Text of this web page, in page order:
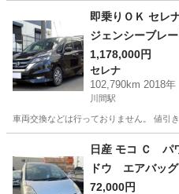
川間駅 ノート
即乗りＯＫ セレ
ジェンシーブレ
フリップダウン
ー 両側パワスラ
Dライト ETC ドラ
1,178,000円
セレナ
102,790km 2018年
川間駅
車両交換などは行っておりません。 値引
川間駅 セレナ
日産 モコ Ｃ パ
ドウ エアバッ
ビ ＣＤ ＤＶＤ
72,000円